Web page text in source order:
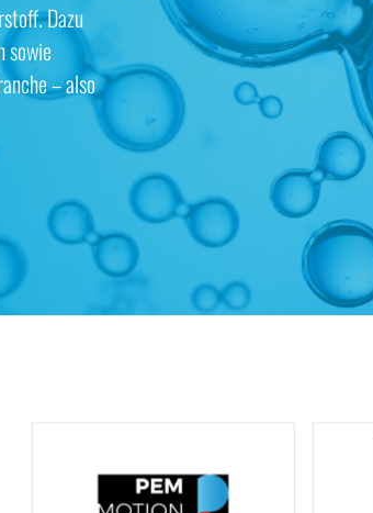
Dazu
sowie
– also